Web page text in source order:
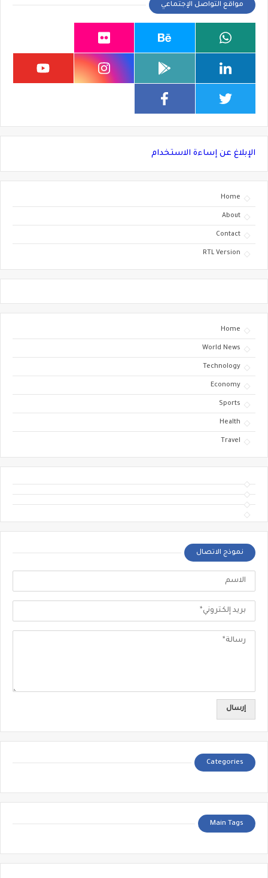
مواقع التواصل الإجتماعي
الإبلاغ عن إساءة الاستخدام
Home
About
Contact
RTL Version
Home
World News
Technology
Economy
Sports
Health
Travel
نموذج الاتصال
Categories
Main Tags